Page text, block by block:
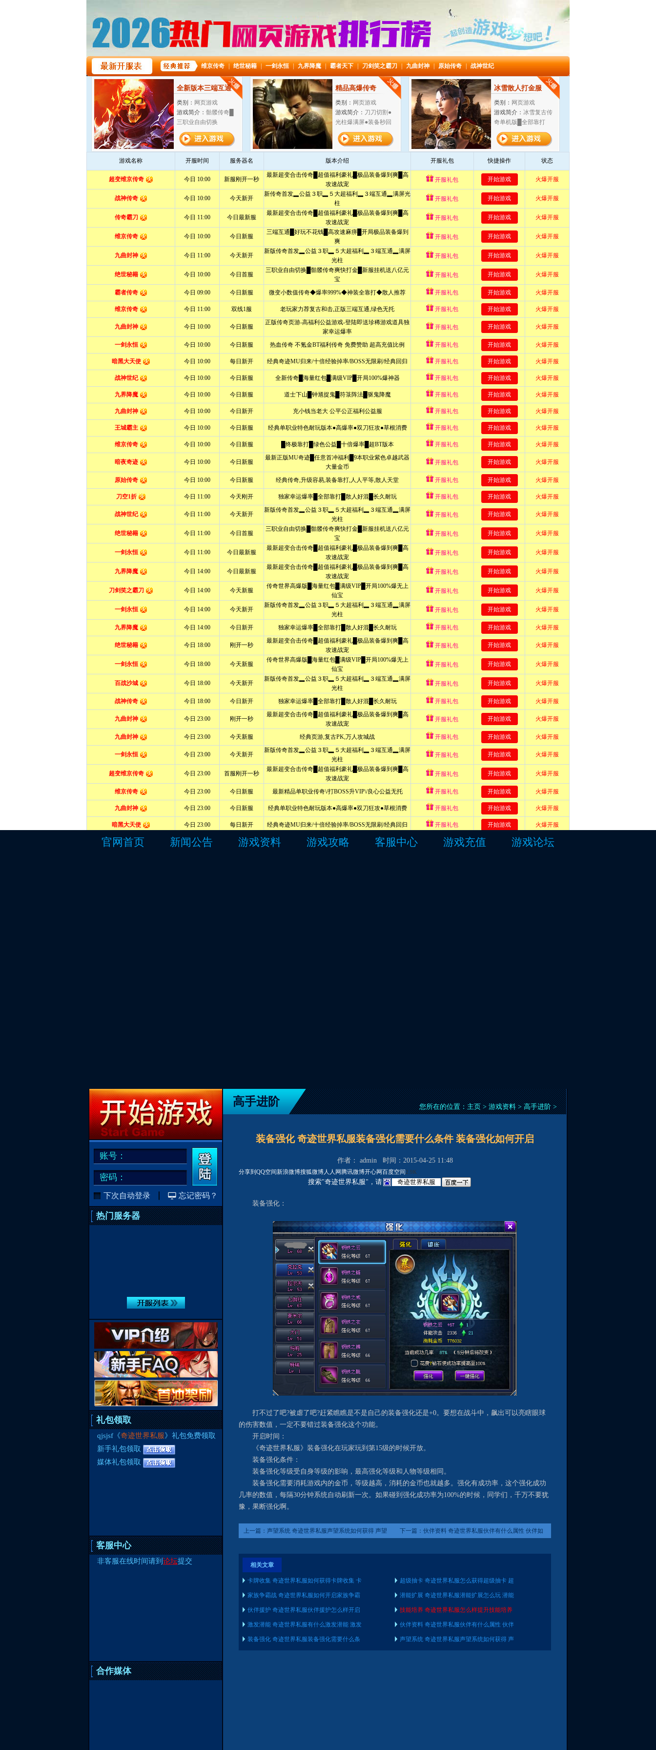
官网首页 新闻公告 游戏资料 游戏攻略 客服中心 游戏充值 游戏论坛
账号：
密码：
下次自动登录 忘记密码？
热门服务器
礼包领取
qjsjsf《奇迹世界私服》礼包免费领取
新手礼包领取
媒体礼包领取
客服中心
非客服在线时间请到 论坛提交
合作媒体
高手进阶 您所在的位置：主页>游戏资料>高手进阶>
装备强化 奇迹世界私服装备强化需要什么条件 装备强化如何开启
作者： admin 时间：2015-04-25 11:48
分享到 QQ空间新浪微博搜狐微博人人网 腾讯微博开心网百度空间2.9K
搜索"奇迹世界私服"，请
装备强化：
打不过了吧?被虐了吧?赶紧瞧瞧是不是自己的装备强化还是+0。要想在战斗中，飙出可以亮瞎眼球
的伤害数值，一定不要错过装备强化这个功能。
开启时间：
《奇迹世界私服》装备强化在玩家玩到第15级的时候开放。
装备强化条件：
装备强化等级受自身等级的影响，最高强化等级和人物等级相同。
装备强化需要消耗游戏内的金币，等级越高，消耗的金币也就越多。强化有成功率，这个强化成功
几率的数值，每隔30分钟系统自动刷新一次。如果碰到强化成功率为100%的时候，同学们，千万不要犹
豫，果断强化啊。
上一篇： 声望系统 奇迹世界私服声望系统如何获得 声望 下一篇： 伙伴资料 奇迹世界私服伙伴有什么属性 伙伴如
相关文章
卡牌收集 奇迹世界私服如何获得卡牌收集 卡 超级抽卡 奇迹世界私服怎么获得超级抽卡 超
家族争霸战 奇迹世界私服如何开启家族争霸 潜能扩展 奇迹世界私服潜能扩展怎么玩 潜能
伙伴援护 奇迹世界私服伙伴援护怎么样开启 技能培养 奇迹世界私服怎么样提升技能培养
激发潜能 奇迹世界私服有什么激发潜能 激发 伙伴资料 奇迹世界私服伙伴有什么属性 伙伴
装备强化 奇迹世界私服装备强化需要什么条 声望系统 奇迹世界私服声望系统如何获得 声